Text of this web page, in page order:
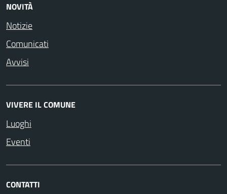
NOVITÀ
Notizie
Comunicati
Avvisi
VIVERE IL COMUNE
Luoghi
Eventi
CONTATTI